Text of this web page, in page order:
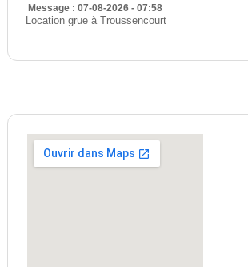
Message : 07-08-2026 - 07:58
Location grue à Troussencourt